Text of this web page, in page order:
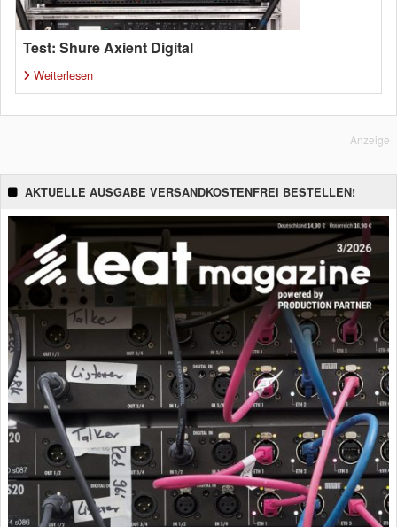
Test: Shure Axient Digital
Weiterlesen
Anzeige
AKTUELLE AUSGABE VERSANDKOSTENFREI BESTELLEN!